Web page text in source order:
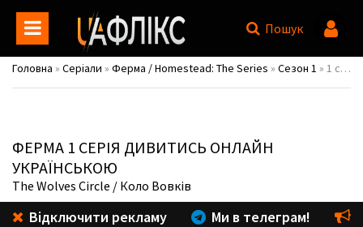
Пошук
Головна » Серіали » Ферма / Homestead: The Series » Сезон 1 » 1 серія
ФЕРМА 1 СЕРІЯ ДИВИТИСЬ ОНЛАЙН
УКРАЇНСЬКОЮ
The Wolves Circle / Коло Вовків
Відключити рекламу Ми в телеграм!